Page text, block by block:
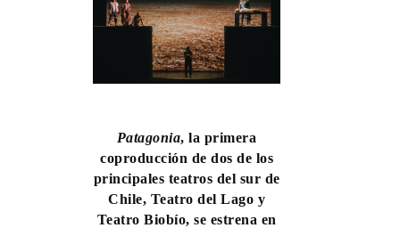
Patagonia, la primera
coproducción de dos de los
principales teatros del sur de
Chile, Teatro del Lago y
Teatro Biobío, se estrena en